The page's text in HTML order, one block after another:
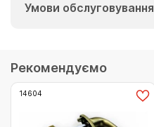
Умови обслуговування
Рекомендуємо
14604